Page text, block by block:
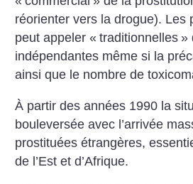
réorienter vers la drogue). Les
peut appeler « traditionnelles »
indépendantes même si la
ainsi que le nombre de
À partir des années 1990 la
bouleversée avec l’arrivée
prostituées étrangères,
de l’Est et d’Afrique.